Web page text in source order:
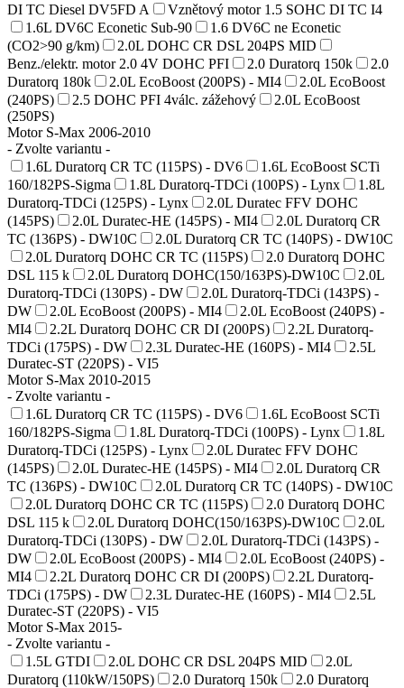
DI TC Diesel DV5FD A
Vznětový motor 1.5 SOHC DI TC I4
1.6L DV6C Econetic Sub-90
1.6 DV6C ne Econetic
(CO2>90 g/km)
2.0L DOHC CR DSL 204PS MID
Benz./elektr. motor 2.0 4V DOHC PFI
2.0 Duratorq 150k
2.0
Duratorq 180k
2.0L EcoBoost (200PS) - MI4
2.0L EcoBoost
(240PS)
2.5 DOHC PFI 4válc. zážehový
2.0L EcoBoost
(250PS)
Motor S-Max 2006-2010
- Zvolte variantu -
1.6L Duratorq CR TC (115PS) - DV6
1.6L EcoBoost SCTi
160/182PS-Sigma
1.8L Duratorq-TDCi (100PS) - Lynx
1.8L
Duratorq-TDCi (125PS) - Lynx
2.0L Duratec FFV DOHC
(145PS)
2.0L Duratec-HE (145PS) - MI4
2.0L Duratorq CR
TC (136PS) - DW10C
2.0L Duratorq CR TC (140PS) - DW10C
2.0L Duratorq DOHC CR TC (115PS)
2.0 Duratorq DOHC
DSL 115 k
2.0L Duratorq DOHC(150/163PS)-DW10C
2.0L
Duratorq-TDCi (130PS) - DW
2.0L Duratorq-TDCi (143PS) -
DW
2.0L EcoBoost (200PS) - MI4
2.0L EcoBoost (240PS) -
MI4
2.2L Duratorq DOHC CR DI (200PS)
2.2L Duratorq-
TDCi (175PS) - DW
2.3L Duratec-HE (160PS) - MI4
2.5L
Duratec-ST (220PS) - VI5
Motor S-Max 2010-2015
- Zvolte variantu -
1.6L Duratorq CR TC (115PS) - DV6
1.6L EcoBoost SCTi
160/182PS-Sigma
1.8L Duratorq-TDCi (100PS) - Lynx
1.8L
Duratorq-TDCi (125PS) - Lynx
2.0L Duratec FFV DOHC
(145PS)
2.0L Duratec-HE (145PS) - MI4
2.0L Duratorq CR
TC (136PS) - DW10C
2.0L Duratorq CR TC (140PS) - DW10C
2.0L Duratorq DOHC CR TC (115PS)
2.0 Duratorq DOHC
DSL 115 k
2.0L Duratorq DOHC(150/163PS)-DW10C
2.0L
Duratorq-TDCi (130PS) - DW
2.0L Duratorq-TDCi (143PS) -
DW
2.0L EcoBoost (200PS) - MI4
2.0L EcoBoost (240PS) -
MI4
2.2L Duratorq DOHC CR DI (200PS)
2.2L Duratorq-
TDCi (175PS) - DW
2.3L Duratec-HE (160PS) - MI4
2.5L
Duratec-ST (220PS) - VI5
Motor S-Max 2015-
- Zvolte variantu -
1.5L GTDI
2.0L DOHC CR DSL 204PS MID
2.0L
Duratorq (110kW/150PS)
2.0 Duratorq 150k
2.0 Duratorq